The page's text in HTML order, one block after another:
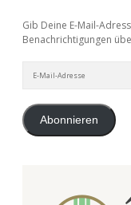
Gib Deine E-Mail-
Benachrichtigungen
Mail-
Abonnieren